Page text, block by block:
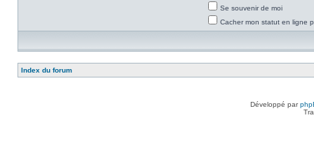
Se souvenir de moi
Cacher mon statut en ligne
Index du forum
Développé par